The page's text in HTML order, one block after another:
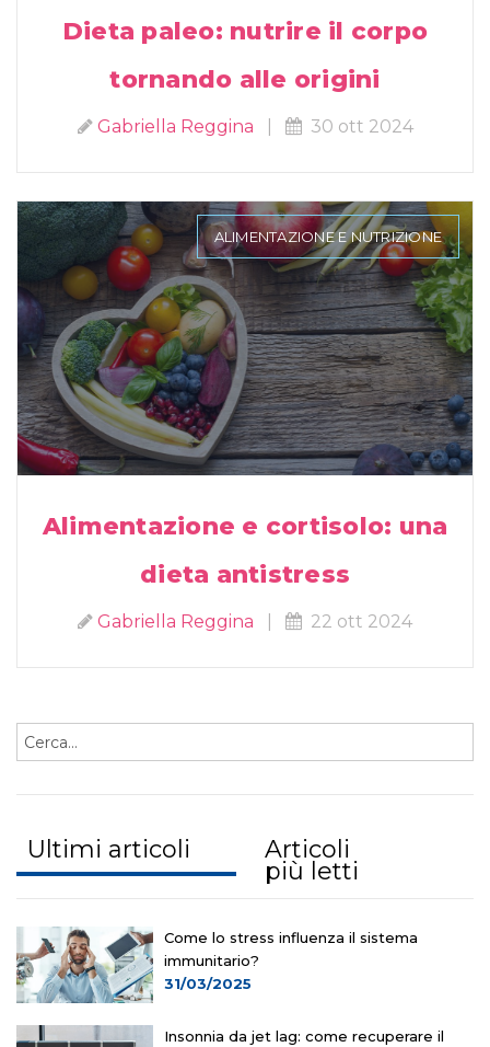
Dieta paleo: nutrire il corpo
tornando alle origini
Gabriella Reggina 30 ott 2024
ALIMENTAZIONE E NUTRIZIONE
Alimentazione e cortisolo: una
dieta antistress
Gabriella Reggina 22 ott 2024
Ultimi articoli Articoli
più letti
Come lo stress influenza il sistema
immunitario?
31/03/2025
Insonnia da jet lag: come recuperare il